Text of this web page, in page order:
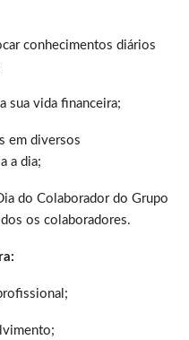
conhecimentos diários
sua vida financeira;
em diversos
a dia;
do Colaborador do Grupo
os colaboradores.